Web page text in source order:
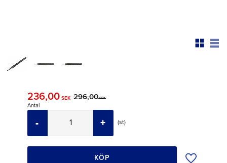
Nedsatt pris:
236,00 SEK Ordinarie pris:
296,00SEK
Antal
st
+
-
KÖP Lägg till i